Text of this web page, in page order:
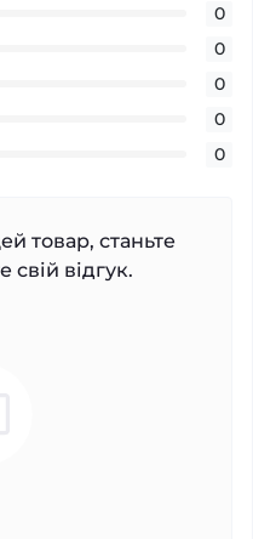
0
0
0
0
0
товар, станьте
відгук.